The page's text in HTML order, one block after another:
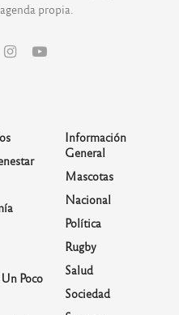
propia.
Poco
Información
General
Mascotas
Nacional
Política
Rugby
Salud
Sociedad